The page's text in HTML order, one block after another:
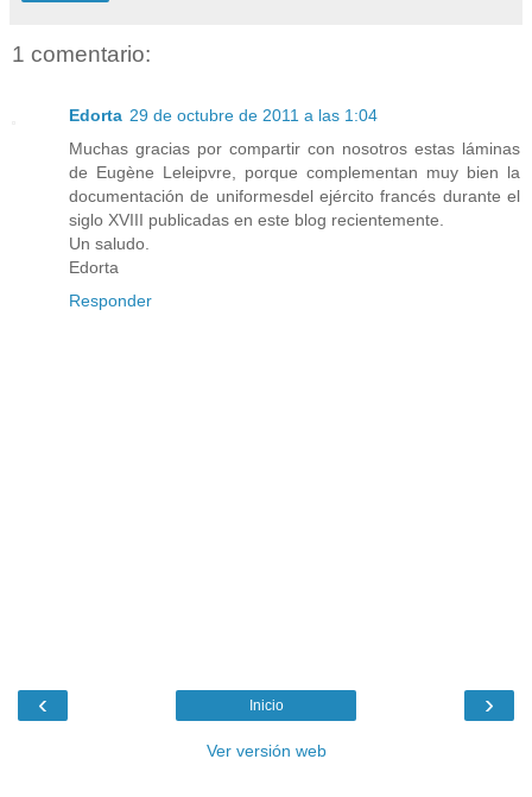
1 comentario:
Edorta 29 de octubre de 2011 a las 1:04
Muchas gracias por compartir con nosotros estas láminas
de Eugène Leleipvre, porque complementan muy bien la
documentación de uniformesdel ejército francés durante el
siglo XVIII publicadas en este blog recientemente.
Un saludo.
Edorta
Responder
‹ ›
Inicio
Ver versión web